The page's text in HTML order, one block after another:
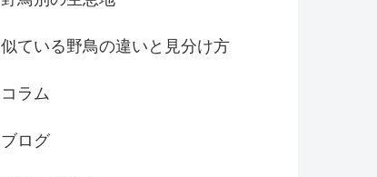
似ている野鳥の違いと見分け方
コラム
ブログ